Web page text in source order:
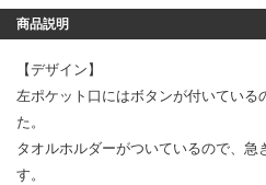
商品説明
【デザイン】
左ポケット口にはボタンが付いている
た。
タオルホルダーがついているので、急
す。